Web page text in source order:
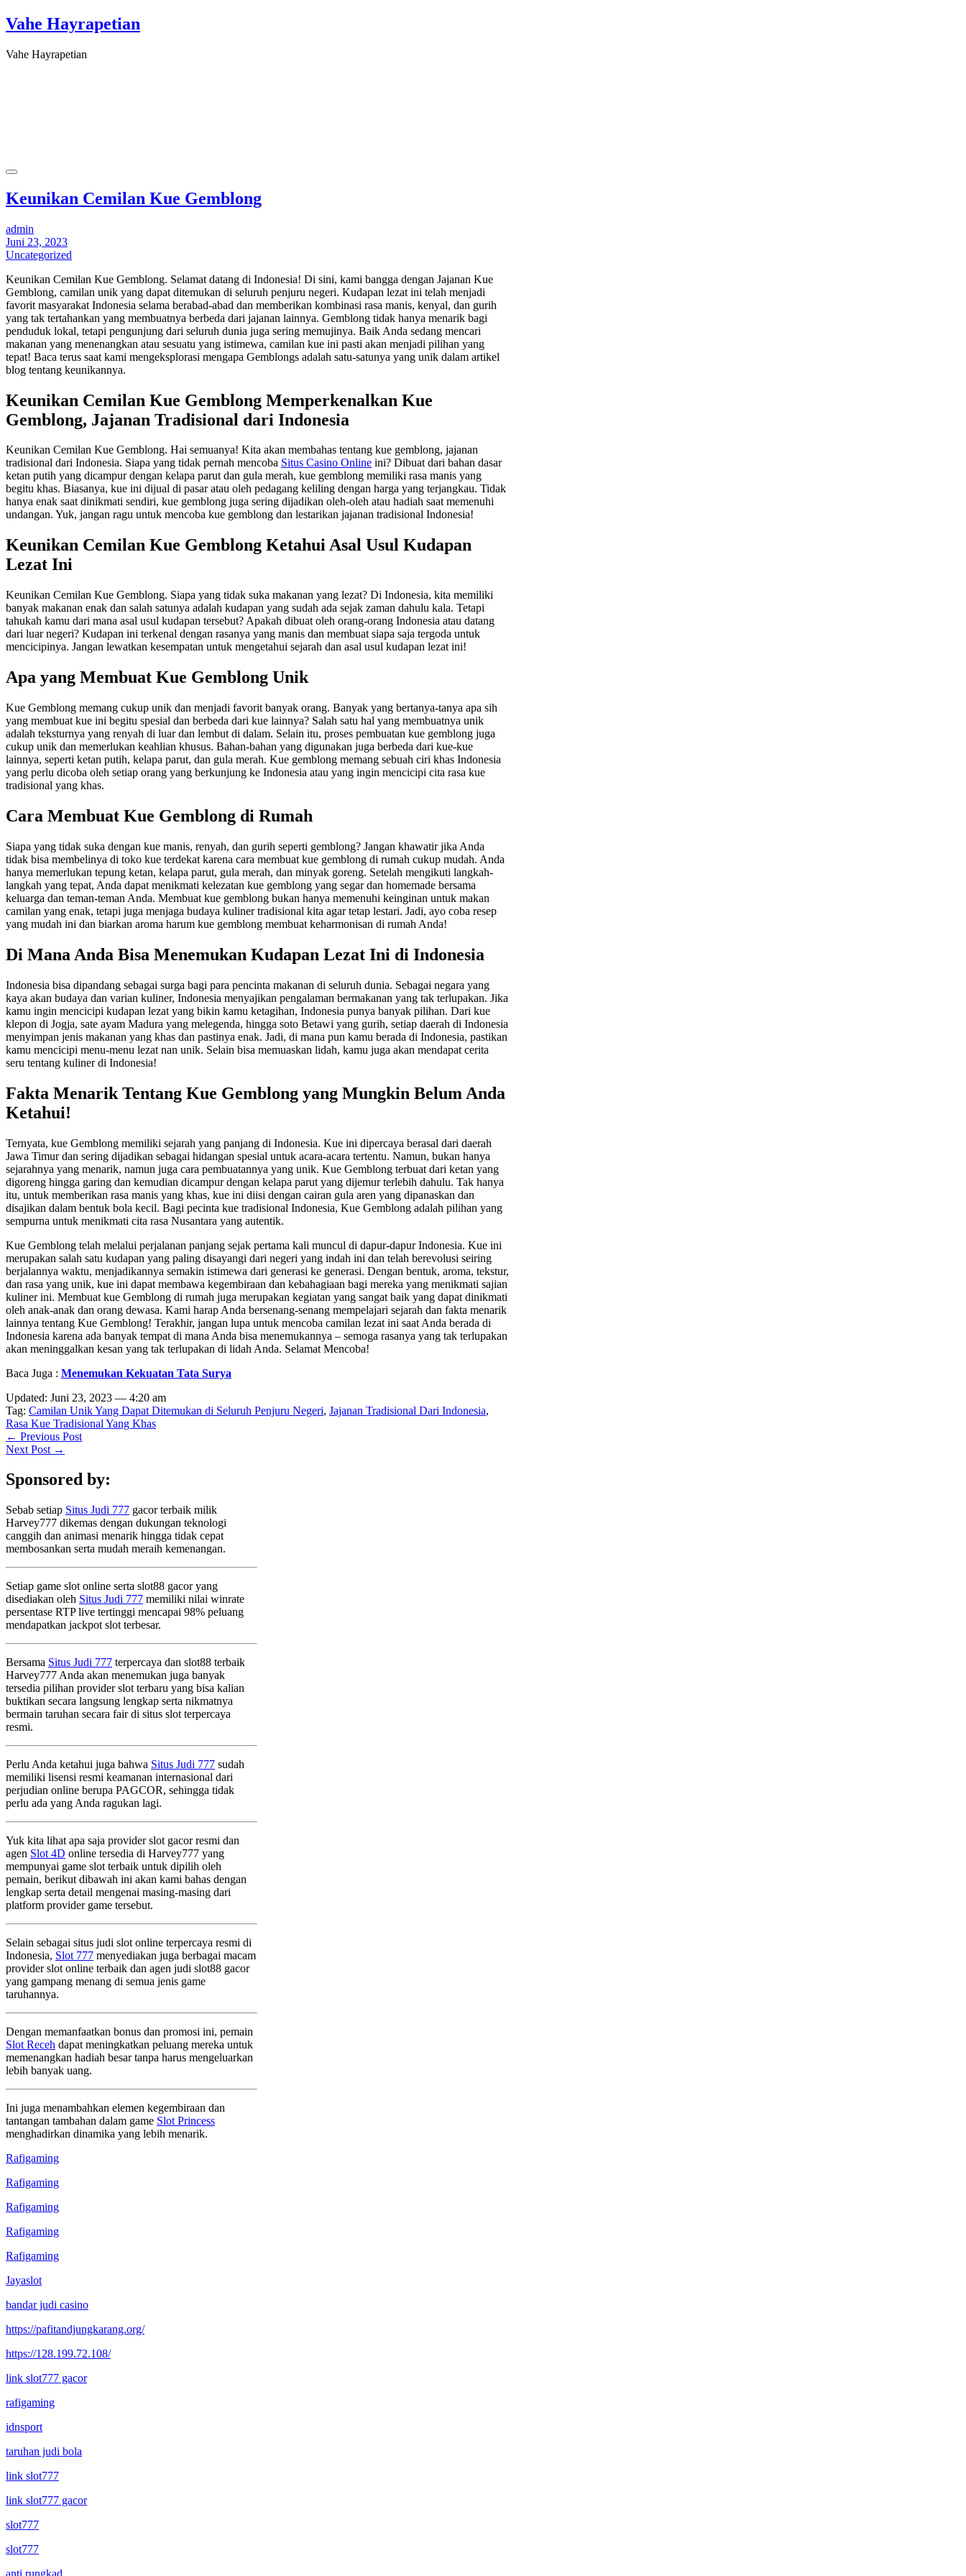
Vahe Hayrapetian
Vahe Hayrapetian
Keunikan Cemilan Kue Gemblong
admin
Juni 23, 2023
Uncategorized
Keunikan Cemilan Kue Gemblong. Selamat datang di Indonesia! Di sini, kami bangga dengan Jajanan Kue
Gemblong, camilan unik yang dapat ditemukan di seluruh penjuru negeri. Kudapan lezat ini telah menjadi
favorit masyarakat Indonesia selama berabad-abad dan memberikan kombinasi rasa manis, kenyal, dan gurih
yang tak tertahankan yang membuatnya berbeda dari jajanan lainnya. Gemblong tidak hanya menarik bagi
penduduk lokal, tetapi pengunjung dari seluruh dunia juga sering memujinya. Baik Anda sedang mencari
makanan yang menenangkan atau sesuatu yang istimewa, camilan kue ini pasti akan menjadi pilihan yang
tepat! Baca terus saat kami mengeksplorasi mengapa Gemblongs adalah satu-satunya yang unik dalam artikel
blog tentang keunikannya.
Keunikan Cemilan Kue Gemblong Memperkenalkan Kue
Gemblong, Jajanan Tradisional dari Indonesia
Keunikan Cemilan Kue Gemblong. Hai semuanya! Kita akan membahas tentang kue gemblong, jajanan
tradisional dari Indonesia. Siapa yang tidak pernah mencoba Situs Casino Online ini? Dibuat dari bahan dasar
ketan putih yang dicampur dengan kelapa parut dan gula merah, kue gemblong memiliki rasa manis yang
begitu khas. Biasanya, kue ini dijual di pasar atau oleh pedagang keliling dengan harga yang terjangkau. Tidak
hanya enak saat dinikmati sendiri, kue gemblong juga sering dijadikan oleh-oleh atau hadiah saat memenuhi
undangan. Yuk, jangan ragu untuk mencoba kue gemblong dan lestarikan jajanan tradisional Indonesia!
Keunikan Cemilan Kue Gemblong Ketahui Asal Usul Kudapan
Lezat Ini
Keunikan Cemilan Kue Gemblong. Siapa yang tidak suka makanan yang lezat? Di Indonesia, kita memiliki
banyak makanan enak dan salah satunya adalah kudapan yang sudah ada sejak zaman dahulu kala. Tetapi
tahukah kamu dari mana asal usul kudapan tersebut? Apakah dibuat oleh orang-orang Indonesia atau datang
dari luar negeri? Kudapan ini terkenal dengan rasanya yang manis dan membuat siapa saja tergoda untuk
mencicipinya. Jangan lewatkan kesempatan untuk mengetahui sejarah dan asal usul kudapan lezat ini!
Apa yang Membuat Kue Gemblong Unik
Kue Gemblong memang cukup unik dan menjadi favorit banyak orang. Banyak yang bertanya-tanya apa sih
yang membuat kue ini begitu spesial dan berbeda dari kue lainnya? Salah satu hal yang membuatnya unik
adalah teksturnya yang renyah di luar dan lembut di dalam. Selain itu, proses pembuatan kue gemblong juga
cukup unik dan memerlukan keahlian khusus. Bahan-bahan yang digunakan juga berbeda dari kue-kue
lainnya, seperti ketan putih, kelapa parut, dan gula merah. Kue gemblong memang sebuah ciri khas Indonesia
yang perlu dicoba oleh setiap orang yang berkunjung ke Indonesia atau yang ingin mencicipi cita rasa kue
tradisional yang khas.
Cara Membuat Kue Gemblong di Rumah
Siapa yang tidak suka dengan kue manis, renyah, dan gurih seperti gemblong? Jangan khawatir jika Anda
tidak bisa membelinya di toko kue terdekat karena cara membuat kue gemblong di rumah cukup mudah. Anda
hanya memerlukan tepung ketan, kelapa parut, gula merah, dan minyak goreng. Setelah mengikuti langkah-
langkah yang tepat, Anda dapat menikmati kelezatan kue gemblong yang segar dan homemade bersama
keluarga dan teman-teman Anda. Membuat kue gemblong bukan hanya memenuhi keinginan untuk makan
camilan yang enak, tetapi juga menjaga budaya kuliner tradisional kita agar tetap lestari. Jadi, ayo coba resep
yang mudah ini dan biarkan aroma harum kue gemblong membuat keharmonisan di rumah Anda!
Di Mana Anda Bisa Menemukan Kudapan Lezat Ini di Indonesia
Indonesia bisa dipandang sebagai surga bagi para pencinta makanan di seluruh dunia. Sebagai negara yang
kaya akan budaya dan varian kuliner, Indonesia menyajikan pengalaman bermakanan yang tak terlupakan. Jika
kamu ingin mencicipi kudapan lezat yang bikin kamu ketagihan, Indonesia punya banyak pilihan. Dari kue
klepon di Jogja, sate ayam Madura yang melegenda, hingga soto Betawi yang gurih, setiap daerah di Indonesia
menyimpan jenis makanan yang khas dan pastinya enak. Jadi, di mana pun kamu berada di Indonesia, pastikan
kamu mencicipi menu-menu lezat nan unik. Selain bisa memuaskan lidah, kamu juga akan mendapat cerita
seru tentang kuliner di Indonesia!
Fakta Menarik Tentang Kue Gemblong yang Mungkin Belum Anda
Ketahui!
Ternyata, kue Gemblong memiliki sejarah yang panjang di Indonesia. Kue ini dipercaya berasal dari daerah
Jawa Timur dan sering dijadikan sebagai hidangan spesial untuk acara-acara tertentu. Namun, bukan hanya
sejarahnya yang menarik, namun juga cara pembuatannya yang unik. Kue Gemblong terbuat dari ketan yang
digoreng hingga garing dan kemudian dicampur dengan kelapa parut yang dijemur terlebih dahulu. Tak hanya
itu, untuk memberikan rasa manis yang khas, kue ini diisi dengan cairan gula aren yang dipanaskan dan
disajikan dalam bentuk bola kecil. Bagi pecinta kue tradisional Indonesia, Kue Gemblong adalah pilihan yang
sempurna untuk menikmati cita rasa Nusantara yang autentik.
Kue Gemblong telah melalui perjalanan panjang sejak pertama kali muncul di dapur-dapur Indonesia. Kue ini
merupakan salah satu kudapan yang paling disayangi dari negeri yang indah ini dan telah berevolusi seiring
berjalannya waktu, menjadikannya semakin istimewa dari generasi ke generasi. Dengan bentuk, aroma, tekstur,
dan rasa yang unik, kue ini dapat membawa kegembiraan dan kebahagiaan bagi mereka yang menikmati sajian
kuliner ini. Membuat kue Gemblong di rumah juga merupakan kegiatan yang sangat baik yang dapat dinikmati
oleh anak-anak dan orang dewasa. Kami harap Anda bersenang-senang mempelajari sejarah dan fakta menarik
lainnya tentang Kue Gemblong! Terakhir, jangan lupa untuk mencoba camilan lezat ini saat Anda berada di
Indonesia karena ada banyak tempat di mana Anda bisa menemukannya – semoga rasanya yang tak terlupakan
akan meninggalkan kesan yang tak terlupakan di lidah Anda. Selamat Mencoba!
Baca Juga : Menemukan Kekuatan Tata Surya
Updated: Juni 23, 2023 — 4:20 am
Tag: Camilan Unik Yang Dapat Ditemukan di Seluruh Penjuru Negeri, Jajanan Tradisional Dari Indonesia,
Rasa Kue Tradisional Yang Khas
← Previous Post
Next Post →
Sponsored by:
Sebab setiap Situs Judi 777 gacor terbaik milik
Harvey777 dikemas dengan dukungan teknologi
canggih dan animasi menarik hingga tidak cepat
membosankan serta mudah meraih kemenangan.
Setiap game slot online serta slot88 gacor yang
disediakan oleh Situs Judi 777 memiliki nilai winrate
persentase RTP live tertinggi mencapai 98% peluang
mendapatkan jackpot slot terbesar.
Bersama Situs Judi 777 terpercaya dan slot88 terbaik
Harvey777 Anda akan menemukan juga banyak
tersedia pilihan provider slot terbaru yang bisa kalian
buktikan secara langsung lengkap serta nikmatnya
bermain taruhan secara fair di situs slot terpercaya
resmi.
Perlu Anda ketahui juga bahwa Situs Judi 777 sudah
memiliki lisensi resmi keamanan internasional dari
perjudian online berupa PAGCOR, sehingga tidak
perlu ada yang Anda ragukan lagi.
Yuk kita lihat apa saja provider slot gacor resmi dan
agen Slot 4D online tersedia di Harvey777 yang
mempunyai game slot terbaik untuk dipilih oleh
pemain, berikut dibawah ini akan kami bahas dengan
lengkap serta detail mengenai masing-masing dari
platform provider game tersebut.
Selain sebagai situs judi slot online terpercaya resmi di
Indonesia, Slot 777 menyediakan juga berbagai macam
provider slot online terbaik dan agen judi slot88 gacor
yang gampang menang di semua jenis game
taruhannya.
Dengan memanfaatkan bonus dan promosi ini, pemain
Slot Receh dapat meningkatkan peluang mereka untuk
memenangkan hadiah besar tanpa harus mengeluarkan
lebih banyak uang.
Ini juga menambahkan elemen kegembiraan dan
tantangan tambahan dalam game Slot Princess
menghadirkan dinamika yang lebih menarik.
Rafigaming
Rafigaming
Rafigaming
Rafigaming
Rafigaming
Jayaslot
bandar judi casino
https://pafitandjungkarang.org/
https://128.199.72.108/
link slot777 gacor
rafigaming
idnsport
taruhan judi bola
link slot777
link slot777 gacor
slot777
slot777